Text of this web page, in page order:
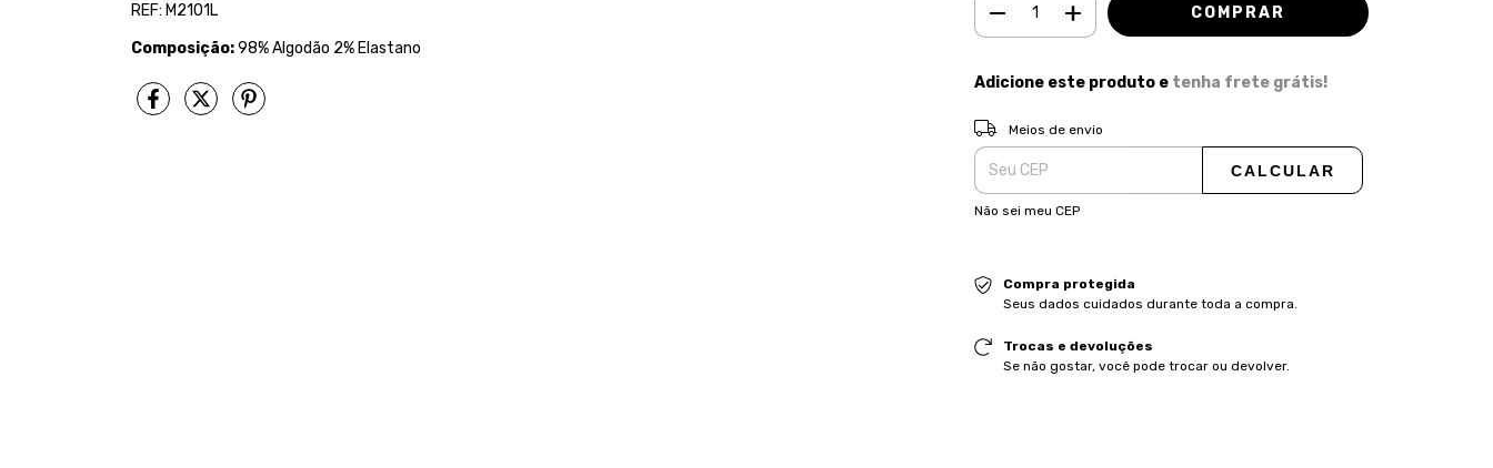
REF: M2101L
Composição:98% Algodão 2% Elastano
Adicione este produto e tenha frete grátis!
Entregas para o CEP:
Meios de envio
CALCULAR
Não sei meu CEP
Compra protegida
Seus dados cuidados durante toda a compra.
Trocas e devoluções
Se não gostar, você pode trocar ou devolver.